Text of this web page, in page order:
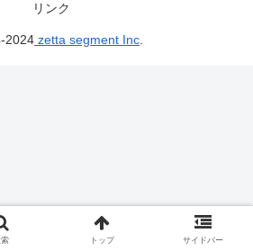
リンク
2024 zetta segment Inc
トップ サイドバー